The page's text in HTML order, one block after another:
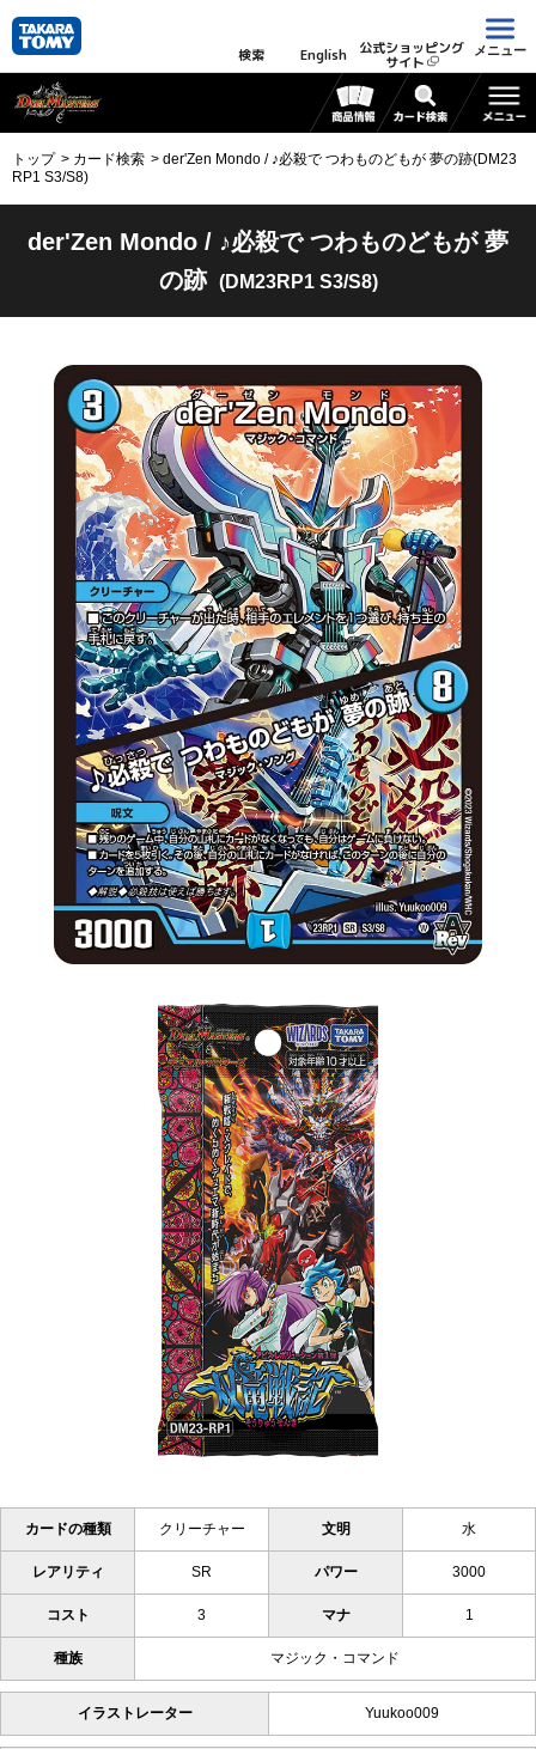
検索 English 公式ショッピング
サイト
メニュー
トップ カード検索
der'Zen Mondo / ♪必殺で つわものどもが 夢の跡(DM23
RP1 S3/S8)
der'Zen Mondo / ♪必殺で つわものどもが 夢
の跡
(DM23RP1 S3/S8)
カードの種類 クリーチャー 文明 水
レアリティ SR パワー 3000
コスト 3 マナ 1
種族 マジック・コマンド
イラストレーター Yuukoo009